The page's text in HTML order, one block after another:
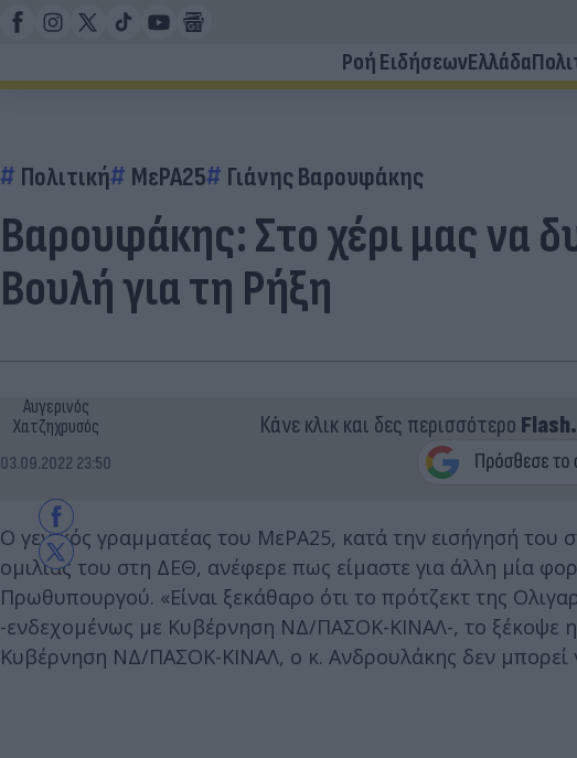
Ροή ΕιδήσεωνΕλλάδα
Πολιτική ΜεΡΑ25 Γιάνης Βαρουφάκης
Βαρουφάκης: Στο χέρι μας να
Βουλή για τη Ρήξη
Αυγερινός
Χατζηχρυσός
03.09.2022 23:50
Κάνε κλικ και δες περισσότερο
Ο γενικός γραμματέας του ΜεΡΑ25, κατά την εισήγησή του
ομιλίας του στη ΔΕΘ, ανέφερε πως είμαστε για άλλη μία
Πρωθυπουργού. «Είναι ξεκάθαρο ότι το πρότζεκτ της
-ενδεχομένως με Κυβέρνηση ΝΔ/ΠΑΣΟΚ-ΚΙΝΑΛ-, το ξέκοψε η
Κυβέρνηση ΝΔ/ΠΑΣΟΚ-ΚΙΝΑΛ, ο κ. Ανδρουλάκης δεν μπορεί